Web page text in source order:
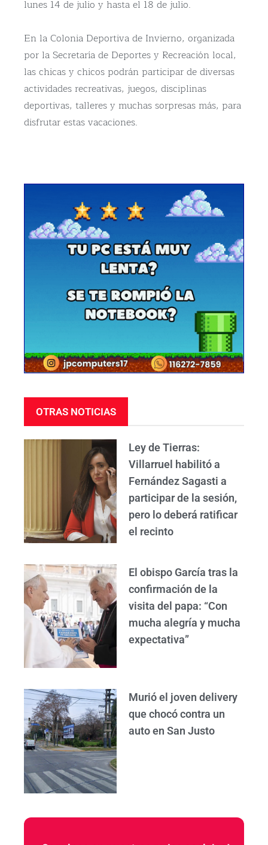
lunes 14 de julio y hasta el 18 de julio.
En la Colonia Deportiva de Invierno, organizada
por la Secretaría de Deportes y Recreación local,
las chicas y chicos podrán participar de diversas
actividades recreativas, juegos, disciplinas
deportivas, talleres y muchas sorpresas más, para
disfrutar estas vacaciones.
OTRAS NOTICIAS
Ley de Tierras:
Villarruel habilitó a
Fernández Sagasti a
participar de la sesión,
pero lo deberá ratificar
el recinto
El obispo García tras la
confirmación de la
visita del papa: “Con
mucha alegría y mucha
expectativa”
Murió el joven delivery
que chocó contra un
auto en San Justo